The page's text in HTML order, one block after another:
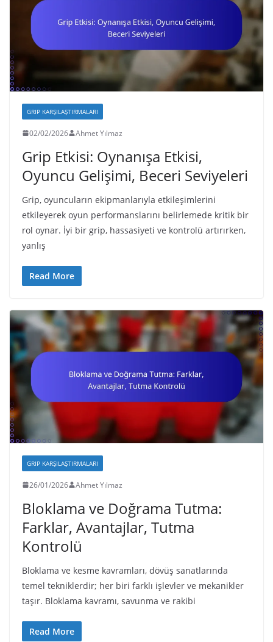
GRIP KARŞILAŞTIRMALARI
02/02/2026 Ahmet Yılmaz
Grip Etkisi: Oynanışa Etkisi,
Oyuncu Gelişimi, Beceri Seviyeleri
Grip, oyuncuların ekipmanlarıyla etkileşimlerini
etkileyerek oyun performanslarını belirlemede kritik bir
rol oynar. İyi bir grip, hassasiyeti ve kontrolü artırırken,
yanlış
Read More
GRIP KARŞILAŞTIRMALARI
26/01/2026 Ahmet Yılmaz
Bloklama ve Doğrama Tutma:
Farklar, Avantajlar, Tutma
Kontrolü
Bloklama ve kesme kavramları, dövüş sanatlarında
temel tekniklerdir; her biri farklı işlevler ve mekanikler
taşır. Bloklama kavramı, savunma ve rakibi
Read More